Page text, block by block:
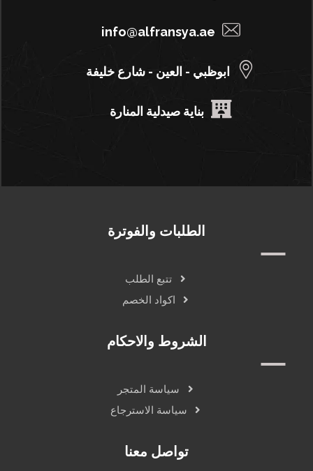
info@alfransya.ae
ابوظبي - العين - شارع خليفة
بناية صيدلية المنارة
الطلبات والفوترة
تتبع الطلب
اكواد الخصم
الشروط والاحكام
سياسة المتجر
سياسة الاسترجاع
تواصل معنا